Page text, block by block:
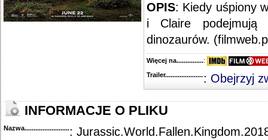
OPIS: Kiedy uśpiony
i Claire podejmują
dinozaurów.
Więcej na........................................
:
Trailer...........................................
: Obejrzyj
INFORMACJE O PLIKU
Nazwa.............................................
: